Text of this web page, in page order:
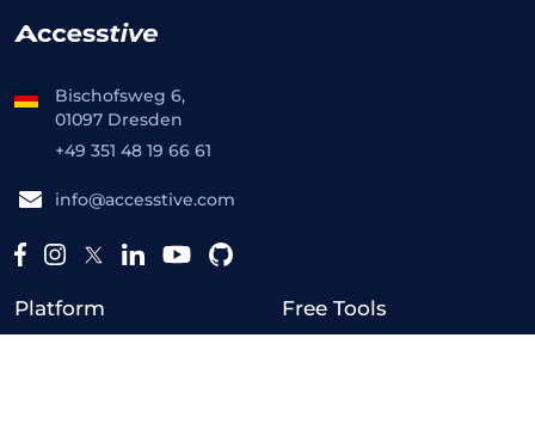
Bischofsweg 6,
01097 Dresden
+49 351 48 19 66 61
info@accesstive.com
Platform Free Tools